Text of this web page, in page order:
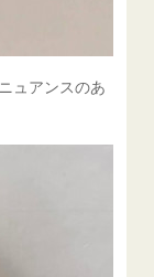
ュアンスのあ